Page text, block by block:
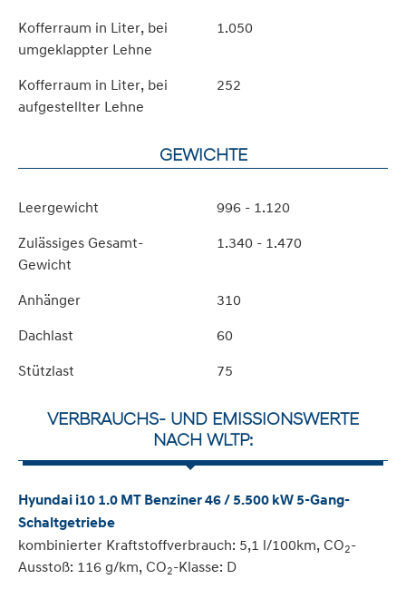
Kofferraum in Liter, bei
umgeklappter Lehne
1.050
Kofferraum in Liter, bei
aufgestellter Lehne
252
GEWICHTE
Leergewicht
996 - 1.120
Zulässiges Gesamt-
Gewicht
1.340 - 1.470
Anhänger
310
Dachlast
60
Stützlast
75
VERBRAUCHS- UND EMISSIONSWERTE
NACH WLTP:
Hyundai i10 1.0 MT Benziner 46 / 5.500 kW 5-Gang-
Schaltgetriebe
kombinierter Kraftstoffverbrauch: 5,1 l/100km, CO2-
Ausstoß: 116 g/km, CO2-Klasse: D